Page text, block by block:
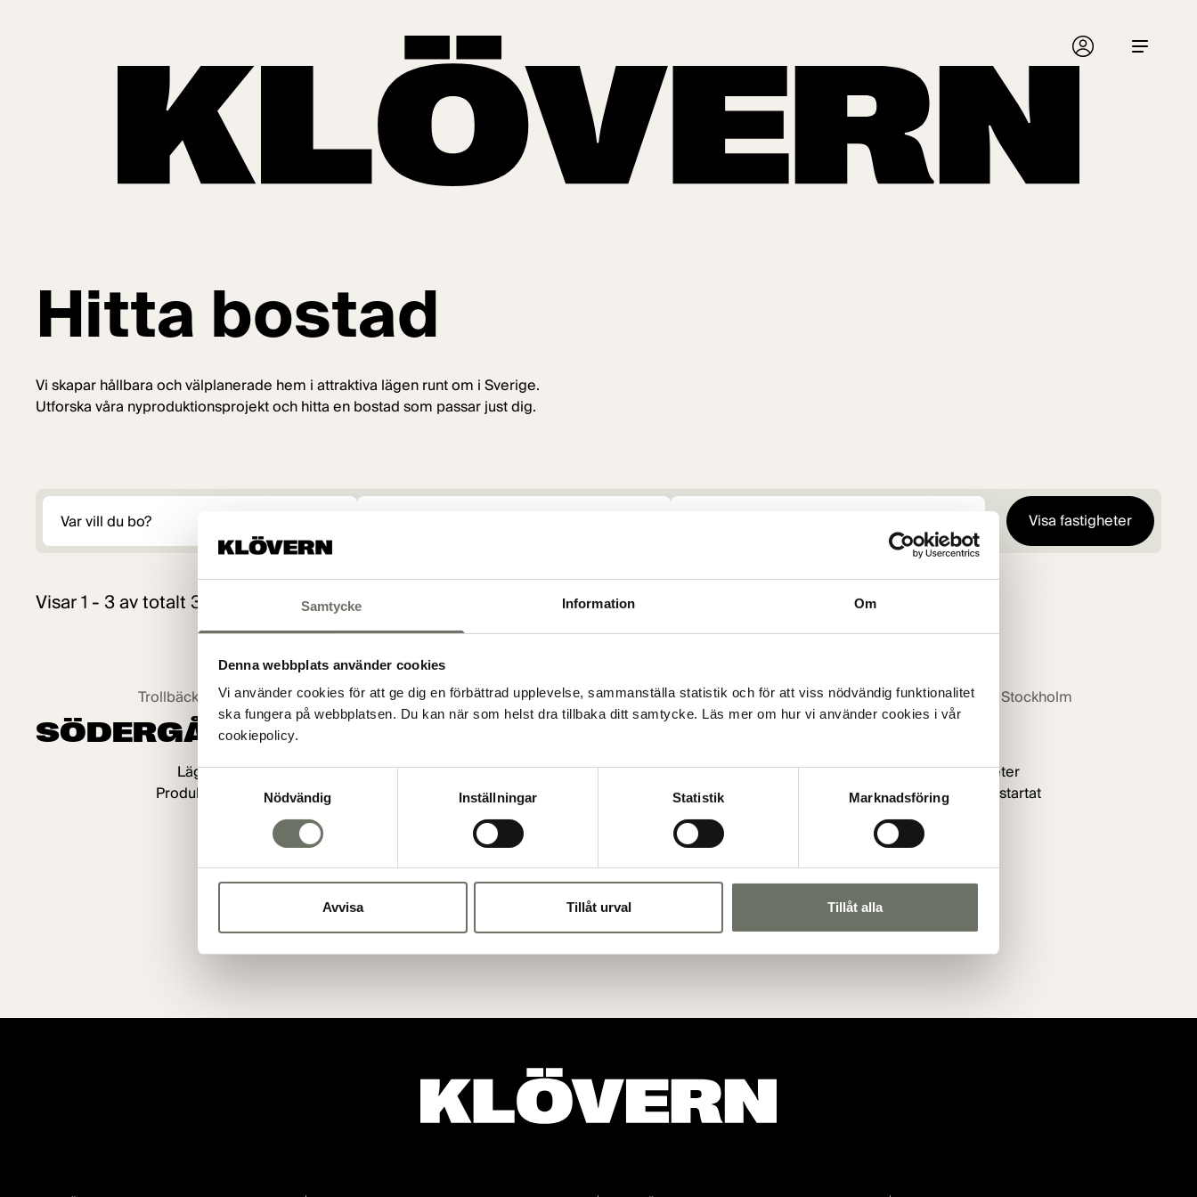
Samtycke Information Om
Denna webbplats använder cookies
Vi använder cookies för att ge dig en förbättrad upplevelse, sammanställa statistik och för att viss nödvändig funktionalitet
ska fungera på webbplatsen. Du kan när som helst dra tillbaka ditt samtycke. Läs mer om hur vi använder cookies i vår
cookiepolicy.
Samtyckesval
Nödvändig
Inställningar Statistik Marknadsföring
Avvisa Tillåt urval Tillåt alla
Hitta bostad
Vi skapar hållbara och välplanerade hem i attraktiva lägen runt om i Sverige.
Utforska våra nyproduktionsprojekt och hitta en bostad som passar just dig.
Plats Hur vill du bo? Köpa eller hyra?
Visa fastigheter
Visar 1 - 3 av totalt 3 projekt
Trollbäcken, Stockholm
SÖDERGÅRDEN
Lägenheter
Produktionsstartat
Centrala Tyresö, Stockholm
Lägenheter
Centrala Tyresö, Stockholm
Lägenheter
Produktionsstartat